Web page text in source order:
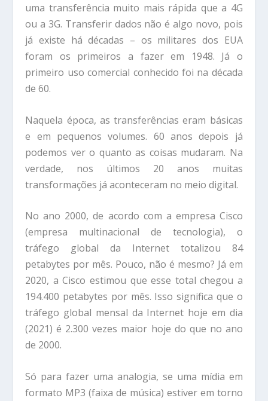
uma transferência muito mais rápida que a 4G
ou a 3G. Transferir dados não é algo novo, pois
já existe há décadas – os militares dos EUA
foram os primeiros a fazer em 1948. Já o
primeiro uso comercial conhecido foi na década
de 60.
Naquela época, as transferências eram básicas
e em pequenos volumes. 60 anos depois já
podemos ver o quanto as coisas mudaram. Na
verdade, nos últimos 20 anos muitas
transformações já aconteceram no meio digital.
No ano 2000, de acordo com a empresa Cisco
(empresa multinacional de tecnologia), o
tráfego global da Internet totalizou 84
petabytes por mês. Pouco, não é mesmo? Já em
2020, a Cisco estimou que esse total chegou a
194.400 petabytes por mês. Isso significa que o
tráfego global mensal da Internet hoje em dia
(2021) é 2.300 vezes maior hoje do que no ano
de 2000.
Só para fazer uma analogia, se uma mídia em
formato MP3 (faixa de música) estiver em torno